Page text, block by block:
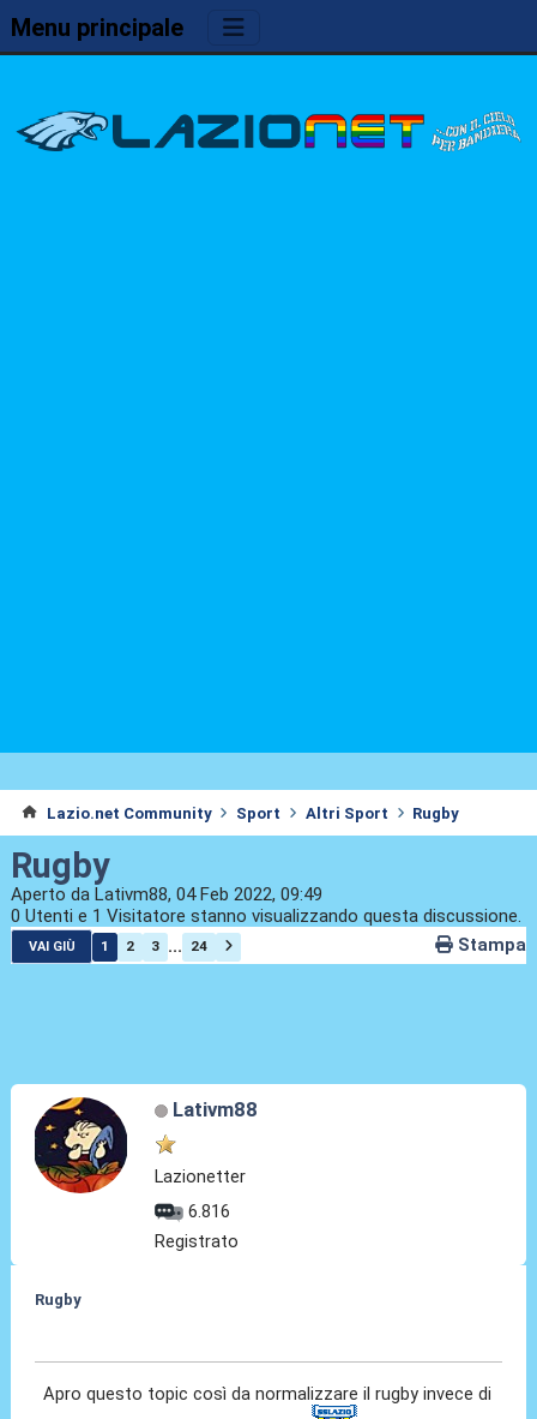
Menu principale
Lazio.net Community Sport Altri Sport Rugby
Rugby
Aperto da Lativm88, 04 Feb 2022, 09:49
0 Utenti e 1 Visitatore stanno visualizzando questa discussione.
VAI GIÙ 1 2 3 ... 24 Stampa
Lativm88
Lazionetter
6.816
Registrato
Rugby
Apro questo topic così da normalizzare il rugby invece di